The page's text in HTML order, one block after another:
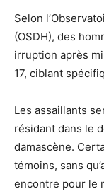
Selon
(OSDH), des
irruption après
17, ciblant
Les assaillants
résidant dans le
damascène.
témoins, sans
encontre pour le